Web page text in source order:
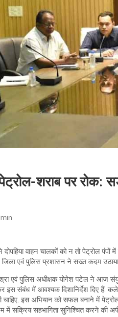
शराब पर रोक:
वाहन चालकों को न तो पेट्रोल
जिला एवं पुलिस प्रशासन ने सख्त कदम
एवं पुलिस अधीक्षक योगेश पटेल ने आज
संबंध में आवश्यक दिशानिर्देश दिए हैं.
चाहिए. इस अभियान को सफल बनाने में
में सक्रिय सहभागिता सुनिश्चित करने की